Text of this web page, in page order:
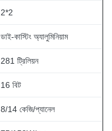
2*2
ডাই-কাস্টিং অ্যালুমিনিয়াম
281 ট্রিলিয়ন
16 বিট
8/14 কেজি/প্যানেল